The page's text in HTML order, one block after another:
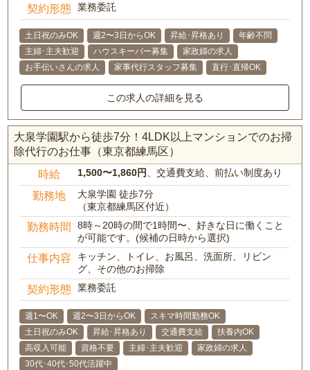
契約形態 業務委託
土日祝のみOK 週2〜3日からOK 昇給･昇格あり
年齢不問
主婦･主夫歓迎
ハウスキーパー募集
家政婦の求人
お手伝いさんの求人
家事代行スタッフ募集 直行･直帰OK
この求人の詳細を見る
大泉学園駅から徒歩7分！4LDK以上マンションでのお掃
除代行のお仕事（東京都練馬区）
時給 1,500〜1,860円、交通費支給、前払い制度あり
勤務地
大泉学園 徒歩7分
（東京都練馬区付近）
勤務時間
8時～20時の間で1時間〜、好きな日に働くこと
が可能です。(候補の日時から選択)
仕事内容
キッチン、トイレ、お風呂、洗面所、リビン
グ、その他のお掃除
契約形態 業務委託
週1〜OK 週2〜3日からOK
スキマ時間勤務OK
土日祝のみOK
昇給･昇格あり 交通費支給
扶養内OK
高収入可能
資格不要 主婦･主夫歓迎
家政婦の求人
30代･40代･50代活躍中